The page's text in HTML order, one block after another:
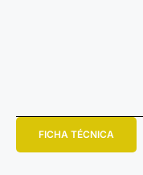
FICHA TÉCNICA